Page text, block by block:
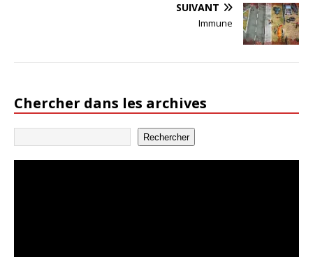
SUIVANT
Immune
Chercher dans les archives
Rechercher